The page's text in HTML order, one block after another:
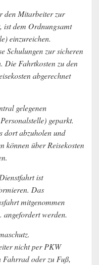
den Mitarbeiter zur
ist dem Ordnungsamt
einzureichen.
Schulungen zur sicheren
Die Fahrtkosten zu den
abgerechnet
gelegenen
geparkt.
dort abzuholen und
können über Reisekosten
ist
Das
mitgenommen
werden.
nicht per PKW
Fahrrad oder zu Fuß,